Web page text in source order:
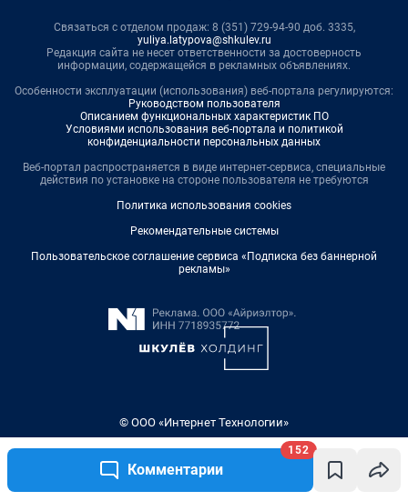
Комментарии
152
Связаться с отделом продаж: 8 (351) 729-94-90 доб. 3335,
yuliya.latypova@shkulev.ru
Редакция сайта не несет ответственности за достоверность
информации, содержащейся в рекламных объявлениях.
Особенности эксплуатации (использования) веб-портала регулируются:
Руководством пользователя
Описанием функциональных характеристик ПО
Условиями использования веб-портала и политикой
конфиденциальности персональных данных
Веб-портал распространяется в виде интернет-сервиса, специальные
действия по установке на стороне пользователя не требуются
Политика использования cookies
Рекомендательные системы
Пользовательское соглашение сервиса «Подписка без баннерной
рекламы»
© ООО «Интернет Технологии»